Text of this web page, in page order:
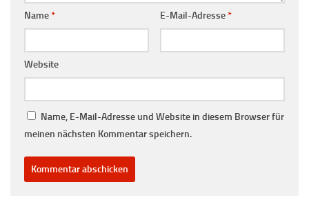
Name* E-Mail-Adresse*
Website
Name, E-Mail-Adresse und Website in diesem Browser für
meinen nächsten Kommentar speichern.